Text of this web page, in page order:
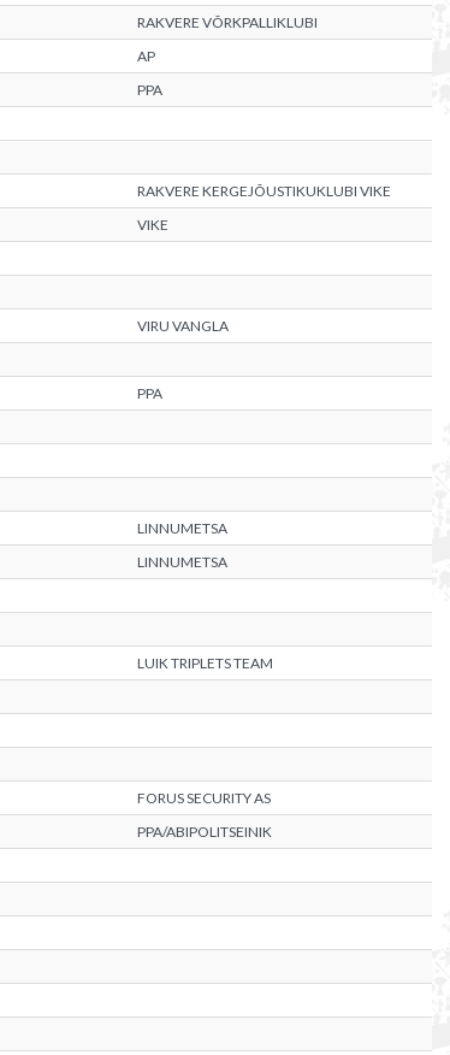
RAKVERE VÕRKPALLIKLUBI
AP
PPA
RAKVERE KERGEJÕUSTIKUKLUBI VIKE
VIKE
VIRU VANGLA
PPA
LINNUMETSA
LINNUMETSA
LUIK TRIPLETS TEAM
FORUS SECURITY AS
PPA/ABIPOLITSEINIK